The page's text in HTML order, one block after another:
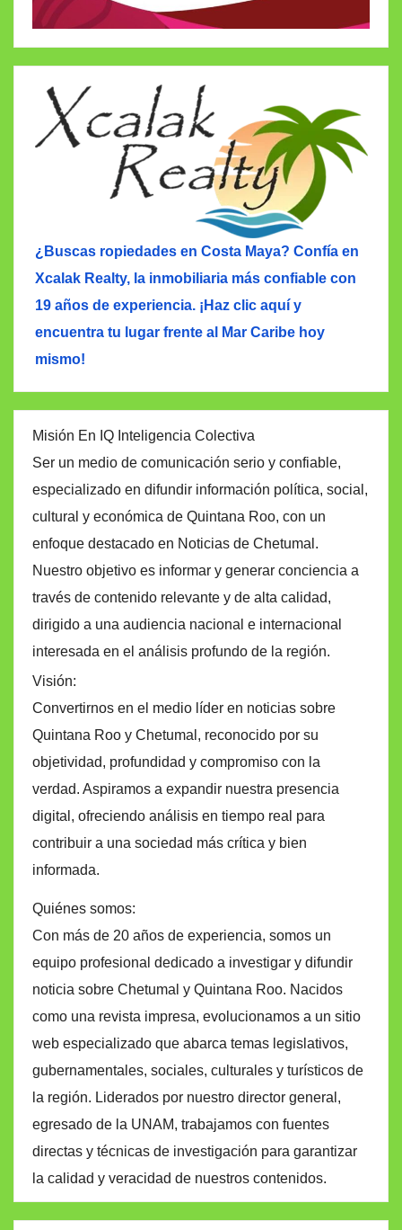
¿Buscas ropiedades en Costa Maya? Confía en
Xcalak Realty, la inmobiliaria más confiable con
19 años de experiencia. ¡Haz clic aquí y
encuentra tu lugar frente al Mar Caribe hoy
mismo!
Misión En IQ Inteligencia Colectiva
Ser un medio de comunicación serio y confiable,
especializado en difundir información política, social,
cultural y económica de Quintana Roo, con un
enfoque destacado en Noticias de Chetumal.
Nuestro objetivo es informar y generar conciencia a
través de contenido relevante y de alta calidad,
dirigido a una audiencia nacional e internacional
interesada en el análisis profundo de la región.
Visión:
Convertirnos en el medio líder en noticias sobre
Quintana Roo y Chetumal, reconocido por su
objetividad, profundidad y compromiso con la
verdad. Aspiramos a expandir nuestra presencia
digital, ofreciendo análisis en tiempo real para
contribuir a una sociedad más crítica y bien
informada.
Quiénes somos:
Con más de 20 años de experiencia, somos un
equipo profesional dedicado a investigar y difundir
noticia sobre Chetumal y Quintana Roo. Nacidos
como una revista impresa, evolucionamos a un sitio
web especializado que abarca temas legislativos,
gubernamentales, sociales, culturales y turísticos de
la región. Liderados por nuestro director general,
egresado de la UNAM, trabajamos con fuentes
directas y técnicas de investigación para garantizar
la calidad y veracidad de nuestros contenidos.